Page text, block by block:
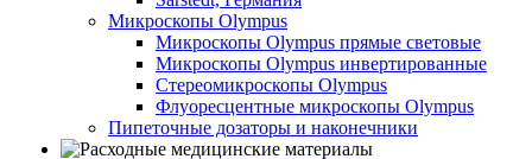
Микроскопы Olympus
Микроскопы Olympus прямые световые
Микроскопы Olympus инвертированные
Стереомикроскопы Olympus
Флуоресцентные микроскопы Olympus
Пипеточные дозаторы и наконечники